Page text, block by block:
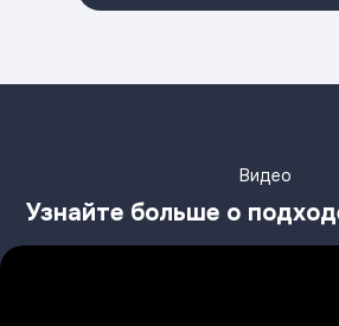
Видео
Узнайте больше о